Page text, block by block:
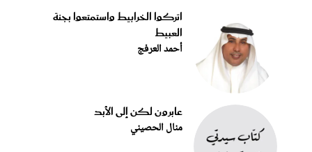
اتركوا الخرابيط واستمتعوا بجنة
العبيط
أحمد العرفج
عابرون لكن إلى الأبد
منال الحصيني